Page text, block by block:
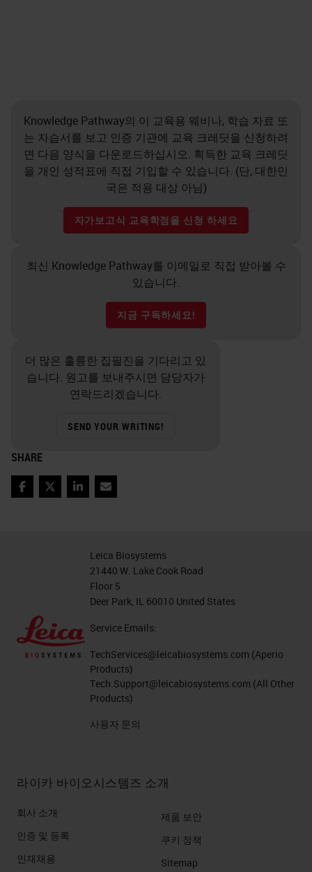
검토하고, H&E를 검토하고,LIS인터
페이스에서IHC슬라이드를 검토하
고,동시에 유리 처리 필요성을 제거
할 수 있는 전체 디지털 솔루션을 구
현하여 이를 지원할 수 있습니다. 또
한 동료들 간에 빠르게 협업하여 슬
라이드를 검토할 때 현장과 사람 간
에 유리를 물리적으로 이동하지 않고
도 동료들의 의견을 받아볼 수 있습
니다. 디지털 병리학을 사용하면 슬
한 장소에 있을 필요가 없습니다. 디
지털 병리학을 활용하면 장소와 시간
문 분야가 외부로 확장될 수 있습니
는 단계
병리학에서 디지털로 전환하는 경우
많은 요소나 단계가 있으며 완전히
전환하면 조직 내 여러부서에 영향을
미칠 수 있습니다. 첫 번째 큰 단계는
디지털 병리학에 우수한 인재를 찾는
것입니다. 달성하고자 하는 것을 실
제로 알고 있는 사람이 해당 메시지
정의하고, 단계를 정량화할 수 있는
단계로 설정하는 데 도움이 됩니다.
모든 방식에 맞는 크기는 하나가 아
니며 검토할 시료 유형, 니즈, 필요한
Knowledge Pathway의 이 교육용 웨비나, 학습 자료 또
는 자습서를 보고 인증 기관에 교육 크레딧을 신청하려
면 다음 양식을 다운로드하십시오. 획득한 교육 크레딧
을 개인 성적표에 직접 기입할 수 있습니다. (단, 대한민
국은 적용 대상 아님)
자가보고식 교육학점을 신청 하세요
최신 Knowledge Pathway를 이메일로 직접 받아볼 수
있습니다.
지금 구독하세요!
더 많은 훌륭한 집필진을 기다리고 있
습니다. 원고를 보내주시면 담당자가
연락드리겠습니다.
SEND YOUR WRITING!
SHARE
Facebook
TwitterLinkedIn
Email
Leica Biosystems
21440 W. Lake Cook Road
Floor 5
Deer Park, IL 60010 United States
Service Emails:
TechServices@leicabiosystems.com (Aperio
Products)
Tech.Support@leicabiosystems.com (All Other
Products)
사용자 문의
라이카 바이오시스템즈 소개
회사 소개
인증 및 등록
인재채용
제품 보안
쿠키 정책
Sitemap